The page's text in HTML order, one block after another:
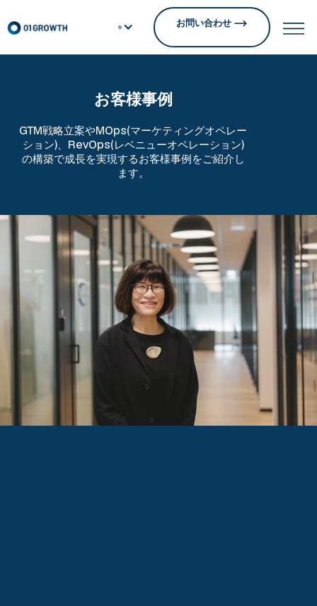
お問い合わせ
お客様事例
GTM戦略立案やMOps(マーケティングオペレー
ション)、RevOps(レベニューオペレーション)
の構築で成長を実現するお客様事例をご紹介し
ます。